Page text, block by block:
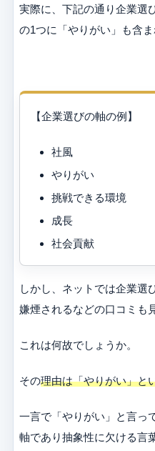
実際に、下記の通り企業選
の1つに「やりがい」も含ま
【企業選びの軸の例】
社風
やりがい
挑戦できる環境
成長
社会貢献
しかし、ネットでは企業選
嫌煙されるなどの口コミも
これは何故でしょうか。
その理由は「やりがい」と
一言で「やりがい」と言っ
軸であり抽象性に欠ける言